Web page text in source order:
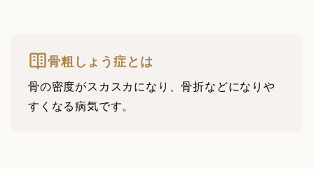
骨粗しょう症とは
骨の密度がスカスカになり、骨折などになりや
すくなる病気です。